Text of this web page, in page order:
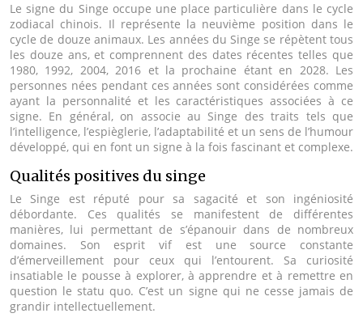
Le signe du Singe occupe une place particulière dans le cycle
zodiacal chinois. Il représente la neuvième position dans le
cycle de douze animaux. Les années du Singe se répètent tous
les douze ans, et comprennent des dates récentes telles que
1980, 1992, 2004, 2016 et la prochaine étant en 2028. Les
personnes nées pendant ces années sont considérées comme
ayant la personnalité et les caractéristiques associées à ce
signe. En général, on associe au Singe des traits tels que
l’intelligence, l’espièglerie, l’adaptabilité et un sens de l’humour
développé, qui en font un signe à la fois fascinant et complexe.
Qualités positives du singe
Le Singe est réputé pour sa sagacité et son ingéniosité
débordante. Ces qualités se manifestent de différentes
manières, lui permettant de s’épanouir dans de nombreux
domaines. Son esprit vif est une source constante
d’émerveillement pour ceux qui l’entourent. Sa curiosité
insatiable le pousse à explorer, à apprendre et à remettre en
question le statu quo. C’est un signe qui ne cesse jamais de
grandir intellectuellement.